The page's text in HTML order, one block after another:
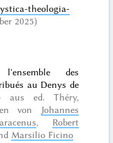
theologia-
2025)
des
au Denys de
aus ed. Théry,
von
Johannes
, Robert
Marsilio Ficino